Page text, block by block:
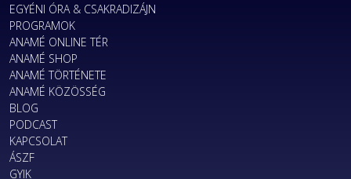
EGYÉNI ÓRA & CSAKRADIZÁJN
PROGRAMOK
ANAMÉ ONLINE TÉR
ANAMÉ SHOP
ANAMÉ TÖRTÉNETE
ANAMÉ KÖZÖSSÉG
BLOG
PODCAST
KAPCSOLAT
ÁSZF
GYIK